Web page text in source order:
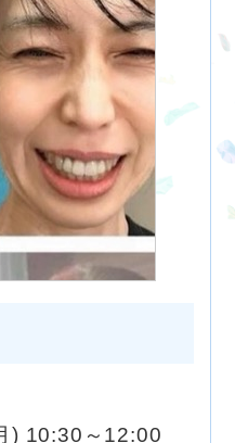
) 10:30～12:00